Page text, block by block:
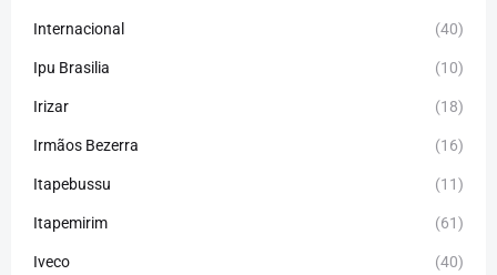
Internacional (40)
Ipu Brasilia (10)
Irizar (18)
Irmãos Bezerra (16)
Itapebussu (11)
Itapemirim (61)
Iveco (40)